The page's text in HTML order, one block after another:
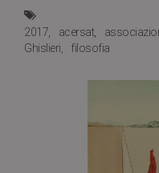
2017 acersat
Ghislieri
filosofia